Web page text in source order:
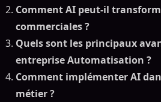
Comment AI peut-il
commerciales ?
Quels sont les principaux
entreprise Automatisation ?
Comment implémenter AI
métier ?